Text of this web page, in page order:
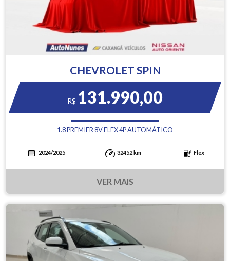
CHEVROLET SPIN
R$ 131.990,00
1.8 PREMIER 8V FLEX 4P AUTOMÁTICO
2024/2025 32452 km Flex
VER MAIS